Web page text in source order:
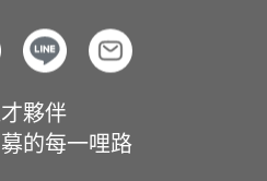
夥伴
的每一哩路